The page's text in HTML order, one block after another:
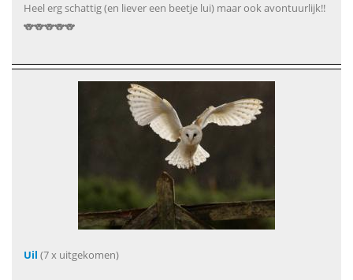
Heel erg schattig (en liever een beetje lui) maar ook avontuurlijk!!
🐨🐨🐨🐨🐨
Uil (7 x uitgekomen)